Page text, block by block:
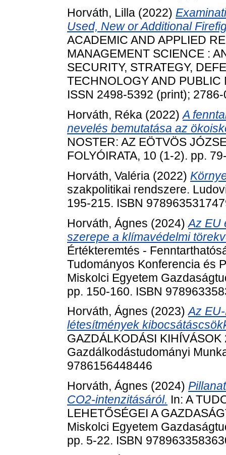
Horváth, Lilla (2022)
Used, New or Additional
ACADEMIC AND APPLIED
MANAGEMENT SCIENCE :
SECURITY, STRATEGY,
TECHNOLOGY AND PUBLIC
ISSN 2498-5392 (print);
Horváth, Réka (2022)A
nevelés bemutatása az
NOSTER: AZ EÖTVÖS
FOLYÓIRATA, 10 (1-2). pp.
Horváth, Valéria (2022)
szakpolitikai rendszere.
195-215. ISBN
Horváth, Ágnes (2024)Az EU
szerepe a klímavédelmi
Értékteremtés -
Tudományos Konferencia és
Miskolci Egyetem
pp. 150-160. ISBN
Horváth, Ágnes (2023)Az
létesítmények
GAZDÁLKODÁSI KIHÍVÁSOK
Gazdálkodástudományi
9786156448446
Horváth, Ágnes (2024)
CO2-intenzitásáról. In: A
LEHETŐSÉGEI A
Miskolci Egyetem
pp. 5-22. ISBN